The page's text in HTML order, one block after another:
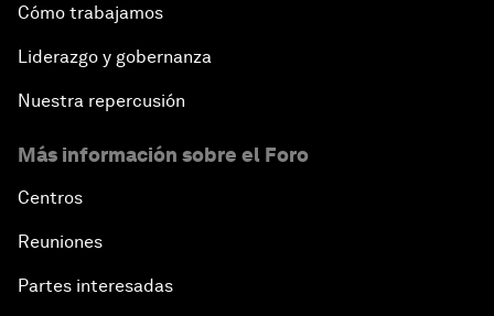
Cómo trabajamos
Liderazgo y gobernanza
Nuestra repercusión
Más información sobre el Foro
Centros
Reuniones
Partes interesadas